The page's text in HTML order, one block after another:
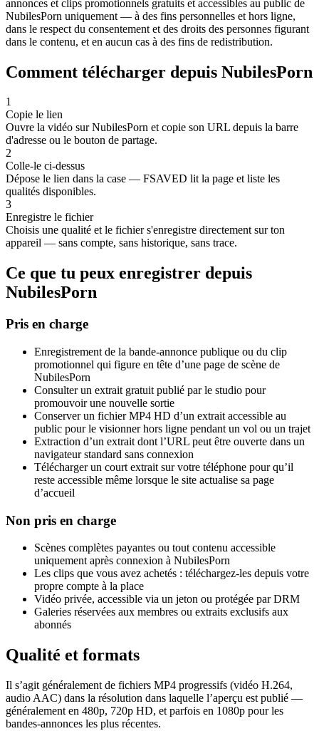
annonces et clips promotionnels gratuits et accessibles au public de
NubilesPorn uniquement — à des fins personnelles et hors ligne,
dans le respect du consentement et des droits des personnes figurant
dans le contenu, et en aucun cas à des fins de redistribution.
Comment télécharger depuis NubilesPorn
1
Copie le lien
Ouvre la vidéo sur NubilesPorn et copie son URL depuis la barre
d'adresse ou le bouton de partage.
2
Colle-le ci-dessus
Dépose le lien dans la case — FSAVED lit la page et liste les
qualités disponibles.
3
Enregistre le fichier
Choisis une qualité et le fichier s'enregistre directement sur ton
appareil — sans compte, sans historique, sans trace.
Ce que tu peux enregistrer depuis
NubilesPorn
Pris en charge
Enregistrement de la bande-annonce publique ou du clip
promotionnel qui figure en tête d’une page de scène de
NubilesPorn
Consulter un extrait gratuit publié par le studio pour
promouvoir une nouvelle sortie
Conserver un fichier MP4 HD d’un extrait accessible au
public pour le visionner hors ligne pendant un vol ou un trajet
Extraction d’un extrait dont l’URL peut être ouverte dans un
navigateur standard sans connexion
Télécharger un court extrait sur votre téléphone pour qu’il
reste accessible même lorsque le site actualise sa page
d’accueil
Non pris en charge
Scènes complètes payantes ou tout contenu accessible
uniquement après connexion à NubilesPorn
Les clips que vous avez achetés : téléchargez-les depuis votre
propre compte à la place
Vidéo privée, accessible via un jeton ou protégée par DRM
Galeries réservées aux membres ou extraits exclusifs aux
abonnés
Qualité et formats
Il s’agit généralement de fichiers MP4 progressifs (vidéo H.264,
audio AAC) dans la résolution dans laquelle l’aperçu est publié —
généralement en 480p, 720p HD, et parfois en 1080p pour les
bandes-annonces les plus récentes.